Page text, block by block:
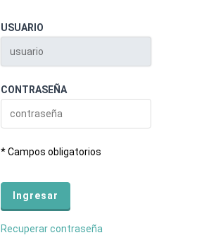
USUARIO
CONTRASEÑA
* Campos obligatorios
Recuperar contraseña